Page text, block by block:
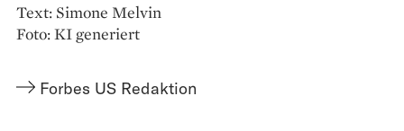
Text: Simone Melvin
Foto: KI generiert
Forbes US Redaktion